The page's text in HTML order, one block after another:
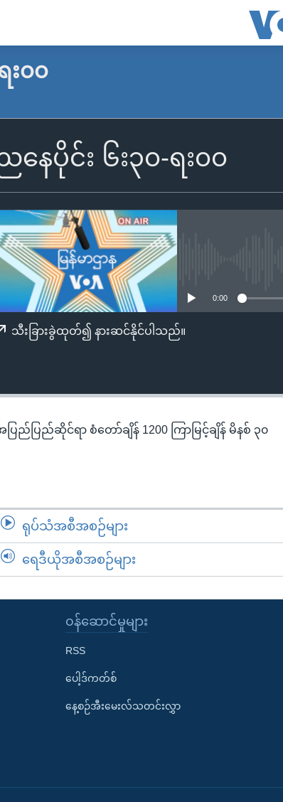
း၀၀
နေပိုင်း ၆း၃၀-ရး၀၀
0:00
သီးခြားခွဲထုတ်၍ နားဆင်နိုင်ပါသည်။
ပြည်ပြည်ဆိုင်ရာ စံတော်ချိန် 1200 ကြာမြင့်ချိန် မိနစ် ၃၀
ရုပ်သံအစီအစဉ်များ
ရေဒီယိုအစီအစဉ်များ
၀န်ဆောင်မှုများ
RSS
ပေါ့ဒ်ကတ်စ်
နေ့စဉ်အီးမေးလ်သတင်းလွှာ